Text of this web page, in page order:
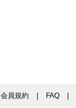
会員規約 | FAQ |